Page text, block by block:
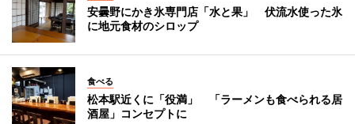
安曇野にかき氷専門店「水と果」 伏流水使った氷
に地元食材のシロップ
食べる
松本駅近くに「役満」 「ラーメンも食べられる居
酒屋」コンセプトに